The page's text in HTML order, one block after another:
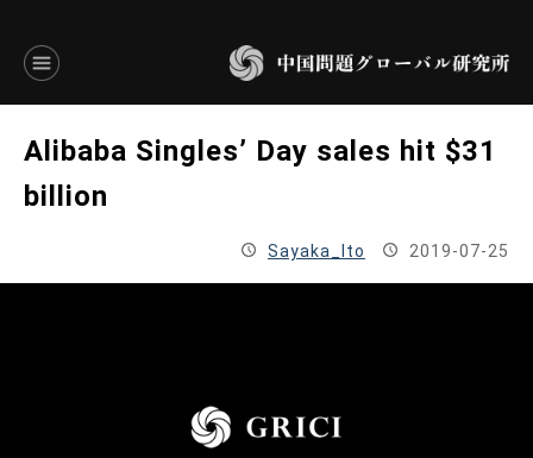
ENGLISH
Alibaba Singles’ Day sales hit $31
billion
Sayaka_Ito 2019-07-25